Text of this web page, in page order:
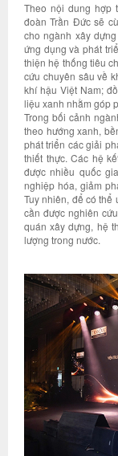
Theo nội dung hợp
đoàn Trần Đức sẽ
cho ngành xây
ứng dụng và phát
thiện hệ thống tiêu
cứu chuyên sâu về
khí hậu Việt Nam;
liệu xanh nhằm góp
Trong bối cảnh
theo hướng xanh,
phát triển các giải
thiết thực. Các hệ
được nhiều quốc
nghiệp hóa, giảm
Tuy nhiên, để có thể
cần được nghiên
quán xây dựng, hệ
lượng trong nước.